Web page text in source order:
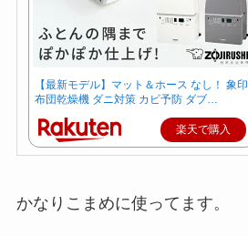
【最新モデル】マット＆ホース なし！ 象印
布団乾燥機 ダニ対策 カビ予防 ダブ…
楽天で購入
かなりこまめに使ってます。